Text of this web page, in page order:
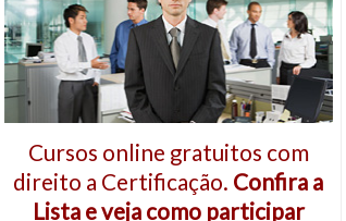
Cursos online gratuitos com
direito a Certificação. Confira a
Lista e veja como participar